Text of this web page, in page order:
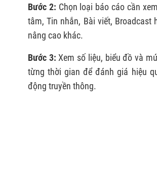
Bước 2: Chọn loại báo cáo cần
tâm, Tin nhắn, Bài viết, Broadcast
nâng cao khác.
Bước 3: Xem số liệu, biểu đồ và
từng thời gian để đánh giá hiệu
động truyền thông.